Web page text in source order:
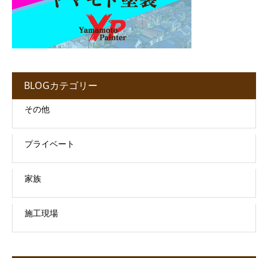
BLOGカテゴリー
その他
プライベート
家族
施工現場